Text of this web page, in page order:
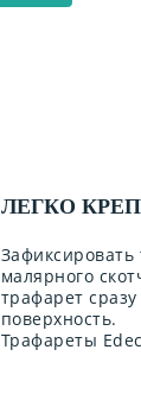
ЛЕГКО
малярного
трафарет
поверхность.
Трафареты